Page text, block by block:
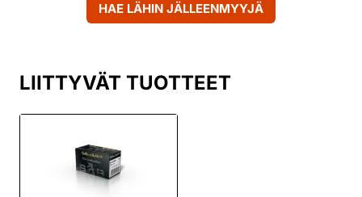
HAE LÄHIN JÄLLEENMYYJÄ
LIITTYVÄT TUOTTEET